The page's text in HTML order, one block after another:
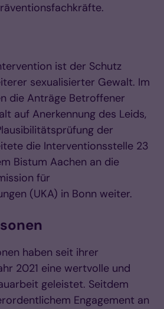
ist der Schutz
sexualisierter Gewalt. Im
die Anträge Betroffener
auf Anerkennung des Leids,
der
die Interventionsstelle 23
Bistum Aachen an die
für
(UKA) in Bonn weiter.
haben seit ihrer
2021 eine wertvolle und
geleistet. Seitdem
Engagement an